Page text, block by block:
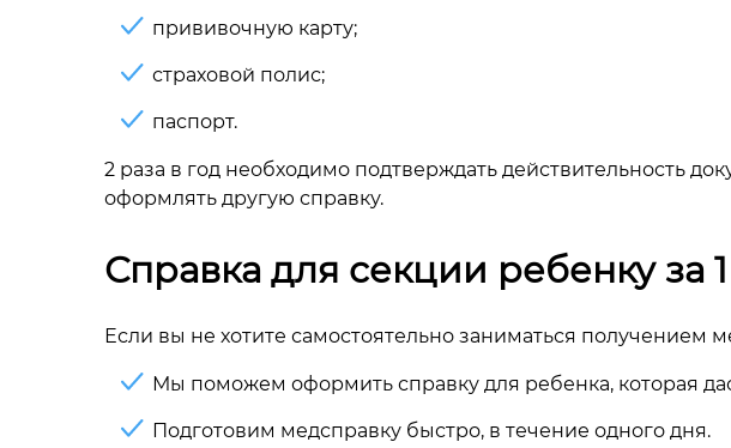
прививочную карту;
страховой полис;
паспорт.
2 раза в год необходимо подтверждать действительность
оформлять другую справку.
Справка для секции ребенку за
Если вы не хотите самостоятельно заниматься получением
Мы поможем оформить справку для ребенка, которая
Подготовим медсправку быстро, в течение одного дня.